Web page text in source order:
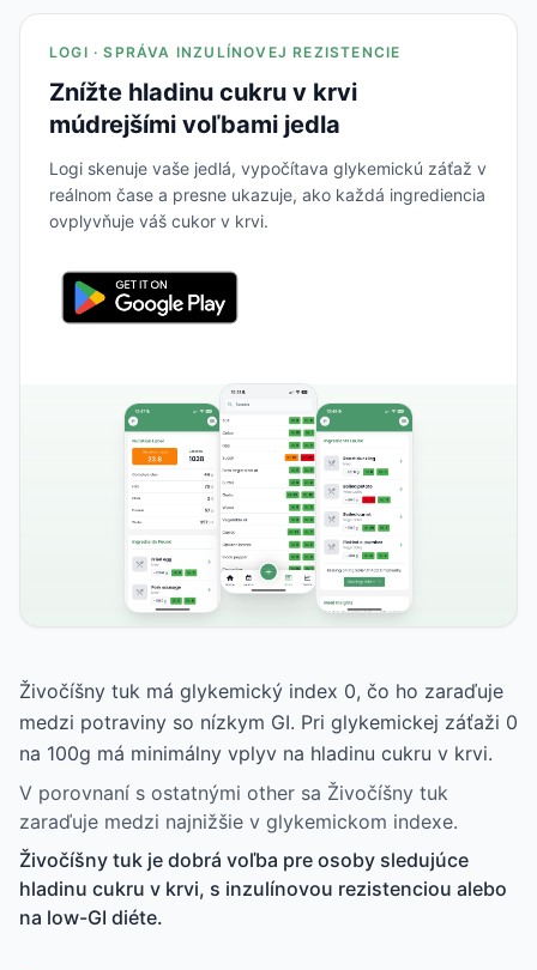
LOGI · SPRÁVA INZULÍNOVEJ REZISTENCIE
Znížte hladinu cukru v krvi
múdrejšími voľbami jedla
Logi skenuje vaše jedlá, vypočítava glykemickú záťaž v
reálnom čase a presne ukazuje, ako každá ingrediencia
ovplyvňuje váš cukor v krvi.
Živočíšny tuk má glykemický index 0, čo ho zaraďuje
medzi potraviny so nízkym GI. Pri glykemickej záťaži 0
na 100g má minimálny vplyv na hladinu cukru v krvi.
V porovnaní s ostatnými other sa Živočíšny tuk
zaraďuje medzi najnižšie v glykemickom indexe.
Živočíšny tuk je dobrá voľba pre osoby sledujúce
hladinu cukru v krvi, s inzulínovou rezistenciou alebo
na low-GI diéte.